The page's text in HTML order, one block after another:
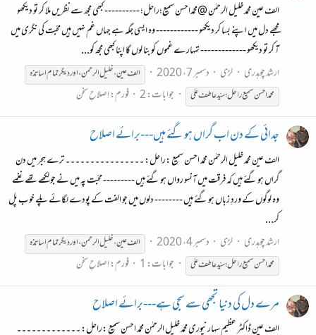
الف عین محمد خلیل الرحمٰن @محمّداحسن سمیع؛راحل؛ ---------- کبھی مجھ سے نظریں ملا کر تو دیکھو
مجھے دل میں اپنے بسا کر دیکھو ------------ وہ ایسی جگہ ہے جہاں غم نہیں ہیں محبّت کی نگری میں
آ کر تو دیکھو ------------- تمہارے غموں کو بنا لوں گا اپنا کبھی مجھ کو...
ارشد چوہدری
لڑی دسمبر 7، 2020
الف عین ، خلیل الرحمن ، اور دیگر تمام اساتذہ
محمّداحسنسمیعراحل؛سیّدعاطفعلی جوابات: 2 فورم:اِصلاحِ سخن
جدائی کے دن اب گراں ہو گئے ہیں---برائے اصلاح
الف عین محمد خلیل الرحمٰن محمّد احسن سمیع :راحل: ۔۔۔۔۔۔۔۔۔۔۔۔۔۔۔۔ ترے ہجر میں دن
گراں ہو گئے ہیں کہ فرقت میں آنسو رواں ہو گئے ہیں --------- محبّت پہ میں نے جو لکھے تھے نغمے
وہ لوگوں کے وردِ زباں ہو گئے ہیں -------- دلوں میں جو الفت کے پودے لگائے پلے خوب پل
کر...
ارشد چوہدری
لڑی دسمبر 4، 2020
الف عین ، خلیل الرحمن ، اور دیگر تمام اساتذہ
محمّداحسنسمیعراحل؛سیّدعاطفعلی جوابات: 1 فورم:اِصلاحِ سخن
مرے دل کی دنیا تجھی سے سجی ہے---برائے اصلاح
الف عین ڈاکٹر عظیم سہارنپوری محمد خلیل الرحمٰن محمّد احسن سمیع :راحل: ۔۔۔۔۔۔۔۔۔۔۔۔۔